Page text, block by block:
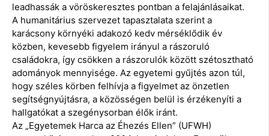
leadhassák a vöröskeresztes pontban a felajánlásaikat.
A humanitárius szervezet tapasztalata szerint a
karácsony környéki adakozó kedv mérséklődik év
közben, kevesebb figyelem irányul a rászoruló
családokra, így csökken a rászorulók között szétosztható
adományok mennyisége. Az egyetemi gyűjtés azon túl,
hogy széles körben felhívja a figyelmet az önzetlen
segítségnyújtásra, a közösségen belül is érzékenyíti a
hallgatókat a szegénysorban élők iránt.
Az „Egyetemek Harca az Éhezés Ellen” (UFWH)